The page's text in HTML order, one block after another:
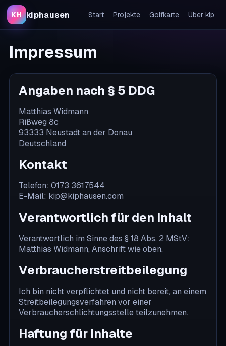
KH kiphausen Start Projekte Golfkarte Über kip
Impressum
Angaben nach § 5 DDG
Matthias Widmann
Rißweg 8c
93333 Neustadt an der Donau
Deutschland
Kontakt
Telefon: 0173 3617544
E-Mail: kip@kiphausen.com
Verantwortlich für den Inhalt
Verantwortlich im Sinne des § 18 Abs. 2 MStV:
Matthias Widmann, Anschrift wie oben.
Verbraucherstreitbeilegung
Ich bin nicht verpflichtet und nicht bereit, an einem
Streitbeilegungsverfahren vor einer
Verbraucherschlichtungsstelle teilzunehmen.
Haftung für Inhalte